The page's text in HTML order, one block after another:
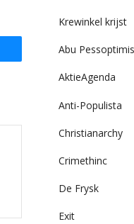
Krewinkel krijst
Abu
AktieAgenda
Anti-Populista
Christianarchy
Crimethinc
De Frysk
Exit